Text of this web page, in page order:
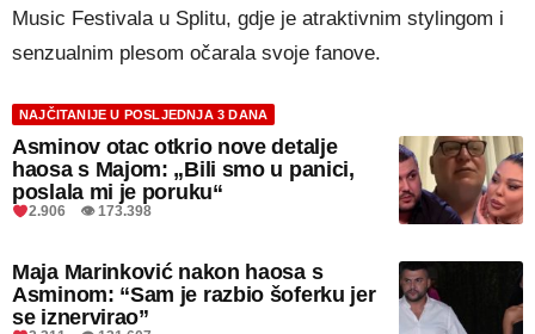
Music Festivala u Splitu, gdje je atraktivnim stylingom i
senzualnim plesom očarala svoje fanove.
NAJČITANIJE U POSLJEDNJA 3 DANA
Asminov otac otkrio nove detalje
haosa s Majom: „Bili smo u panici,
poslala mi je poruku“
2.906 👁 173.398
Maja Marinković nakon haosa s
Asminom: “Sam je razbio šoferku jer
se iznervirao”